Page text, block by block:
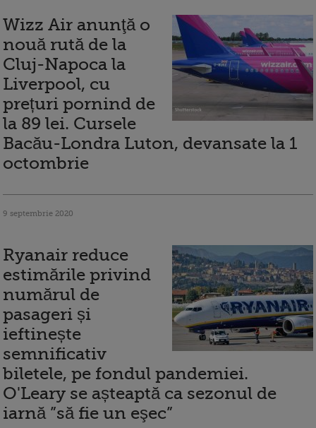
Wizz Air anunţă o
nouă rută de la
Cluj-Napoca la
Liverpool, cu
prețuri pornind de
la 89 lei. Cursele
Bacău-Londra Luton, devansate la 1
octombrie
9 septembrie 2020
Ryanair reduce
estimările privind
numărul de
pasageri și
ieftinește
semnificativ
biletele, pe fondul pandemiei.
O'Leary se așteaptă ca sezonul de
iarnă ”să fie un eşec”